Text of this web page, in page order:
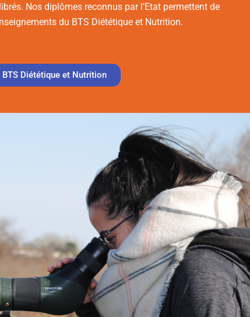
Nos diplômes reconnus par l’Etat permettent de
du BTS Diététique et Nutrition.
BTS Diététique et Nutrition